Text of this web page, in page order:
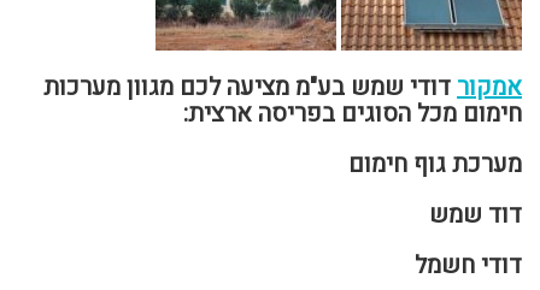
אמקורדודי שמש בע"מ מציעה לכם מגוון מערכות
חימום מכל הסוגים בפריסה ארצית:
מערכת גוף חימום
דוד שמש
דודי חשמל